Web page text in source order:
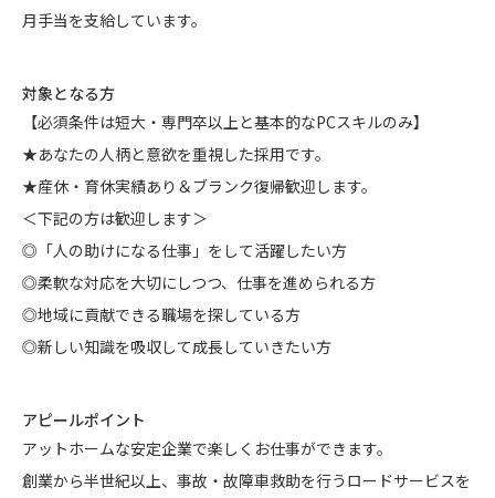
月手当を支給しています。
対象となる方
【必須条件は短大・専門卒以上と基本的なPCスキルのみ】
★あなたの人柄と意欲を重視した採用です。
★産休・育休実績あり＆ブランク復帰歓迎します。
＜下記の方は歓迎します＞
◎「人の助けになる仕事」をして活躍したい方
◎柔軟な対応を大切にしつつ、仕事を進められる方
◎地域に貢献できる職場を探している方
◎新しい知識を吸収して成長していきたい方
アピールポイント
アットホームな安定企業で楽しくお仕事ができます。
創業から半世紀以上、事故・故障車救助を行うロードサービスを